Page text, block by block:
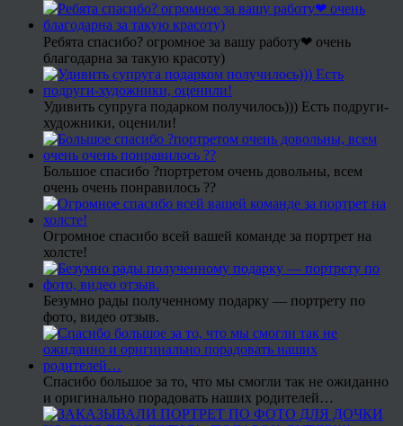
Ребята спасибо? огромное за вашу работу❤ очень
благодарна за такую красоту)
Удивить супруга подарком получилось))) Есть подруги-
художники, оценили!
Большое спасибо ?портретом очень довольны, всем
очень очень понравилось ??
Огромное спасибо всей вашей команде за портрет на
холсте!
Безумно рады полученному подарку — портрету по
фото, видео отзыв.
Спасибо большое за то, что мы смогли так не ожиданно
и оригинально порадовать наших родителей…